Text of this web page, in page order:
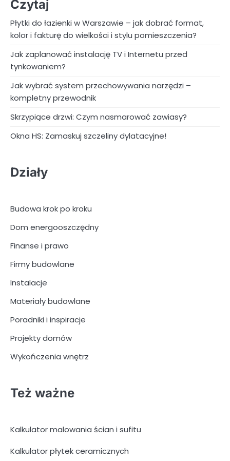
Czytaj
Płytki do łazienki w Warszawie – jak dobrać format,
kolor i fakturę do wielkości i stylu pomieszczenia?
Jak zaplanować instalację TV i Internetu przed
tynkowaniem?
Jak wybrać system przechowywania narzędzi –
kompletny przewodnik
Skrzypiące drzwi: Czym nasmarować zawiasy?
Okna HS: Zamaskuj szczeliny dylatacyjne!
Działy
Budowa krok po kroku
Dom energooszczędny
Finanse i prawo
Firmy budowlane
Instalacje
Materiały budowlane
Poradniki i inspiracje
Projekty domów
Wykończenia wnętrz
Też ważne
Kalkulator malowania ścian i sufitu
Kalkulator płytek ceramicznych